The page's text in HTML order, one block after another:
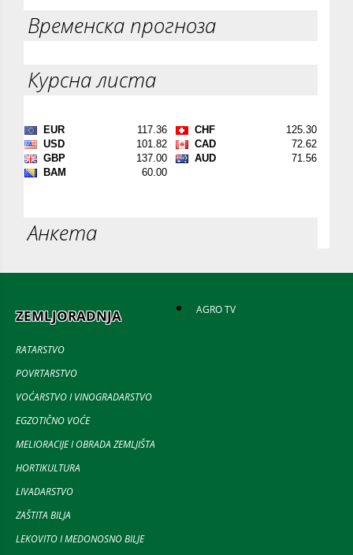
Временска прогноза
Курсна листа
Анкета
ZEMLJORADNJA
RATARSTVO
POVRTARSTVO
VOĆARSTVO I VINOGRADARSTVO
EGZOTIČNO VOĆE
MELIORACIJE I OBRADA ZEMLJIŠTA
HORTIKULTURA
LIVADARSTVO
ZAŠTITA BILJA
LEKOVITO I MEDONOSNO BILJE
AGRO TV